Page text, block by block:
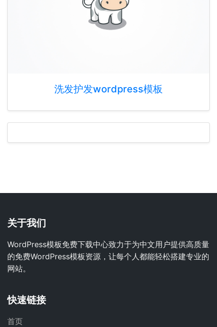
洗发护发wordpress模板
关于我们
WordPress模板免费下载中心致力于为中文用户提供高质量
的免费WordPress模板资源，让每个人都能轻松搭建专业的
网站。
快速链接
首页